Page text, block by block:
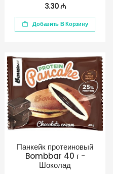
3.30 ₼
Добавить В Корзину
Панкейк протеиновый
Bombbar 40 г -
Шоколад